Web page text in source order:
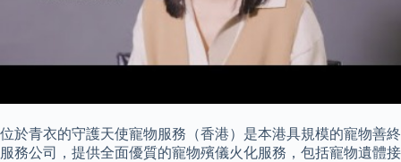
位於青衣的守護天使寵物服務（香港）是本港具規模的寵物善終
服務公司，提供全面優質的寵物殯儀火化服務，包括寵物遺體接